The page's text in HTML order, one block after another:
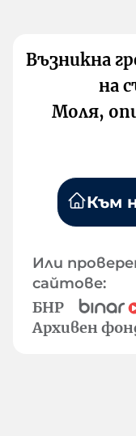
Възникна
на
Моля,
Към
Или
сайтове:
БНР
Архивен